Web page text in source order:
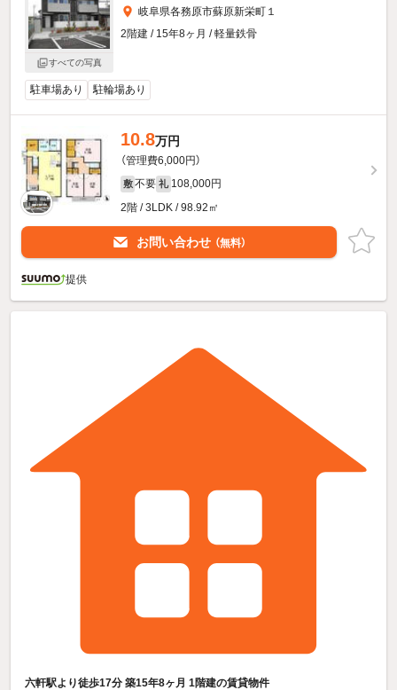
すべての写真
岐阜県各務原市蘇原新栄町１
2階建 / 15年8ヶ月 / 軽量鉄骨
駐車場あり 駐輪場あり
10.8万円
（管理費6,000円）
敷 不要 礼 108,000円
2階 / 3LDK / 98.92㎡
お問い合わせ （無料）
提供
六軒駅より徒歩17分 築15年8ヶ月 1階建の賃貸物件